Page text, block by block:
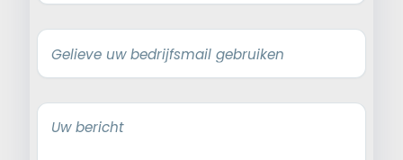
Gelieve uw bedrijfsmail gebruiken
Uw bericht